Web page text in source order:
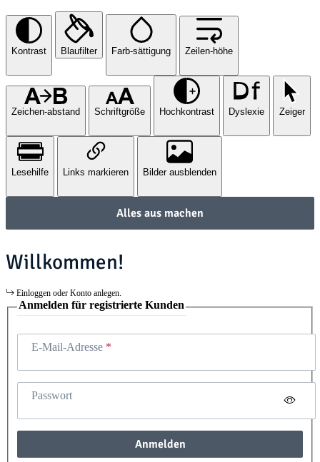
Kontrast Blaufilter Farb-sättigung Zeilen-höhe
Zeichen-abstand Schriftgröße Hochkontrast Dyslexie Zeiger
Lesehilfe Links markieren Bilder ausblenden
Alles aus machen
Willkommen!
Einloggen oder Konto anlegen.
Anmelden für registrierte Kunden
E-Mail-Adresse
Passwort
Anmelden